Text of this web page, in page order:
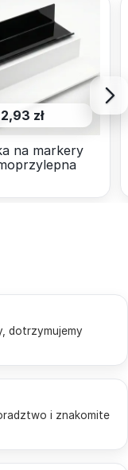
zł
na markery
dotrzymujemy
i znakomite